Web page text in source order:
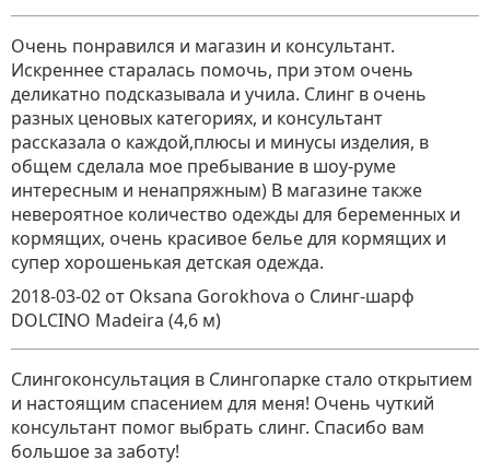
Очень понравился и магазин и консультант.
Искреннее старалась помочь, при этом очень
деликатно подсказывала и учила. Слинг в очень
разных ценовых категориях, и консультант
рассказала о каждой,плюсы и минусы изделия, в
общем сделала мое пребывание в шоу-руме
интересным и ненапряжным) В магазине также
невероятное количество одежды для беременных и
кормящих, очень красивое белье для кормящих и
супер хорошенькая детская одежда.
2018-03-02 от Oksana Gorokhova о Слинг-шарф
DOLCINO Madeira (4,6 м)
Слингоконсультация в Слингопарке стало открытием
и настоящим спасением для меня! Очень чуткий
консультант помог выбрать слинг. Спасибо вам
большое за заботу!